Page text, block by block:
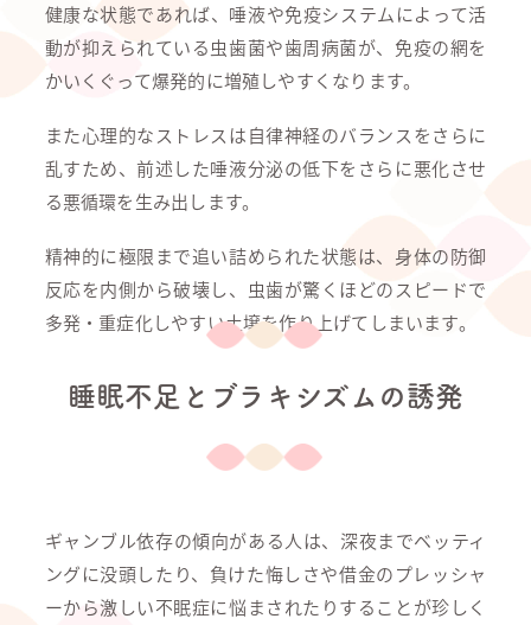
健康な状態であれば、唾液や免疫システムによって活
動が抑えられている虫歯菌や歯周病菌が、免疫の網を
かいくぐって爆発的に増殖しやすくなります。
また心理的なストレスは自律神経のバランスをさらに
乱すため、前述した唾液分泌の低下をさらに悪化させ
る悪循環を生み出します。
精神的に極限まで追い詰められた状態は、身体の防御
反応を内側から破壊し、虫歯が驚くほどのスピードで
多発・重症化しやすい土壌を作り上げてしまいます。
睡眠不足とブラキシズムの誘発
ギャンブル依存の傾向がある人は、深夜までベッティ
ングに没頭したり、負けた悔しさや借金のプレッシャ
ーから激しい不眠症に悩まされたりすることが珍しく